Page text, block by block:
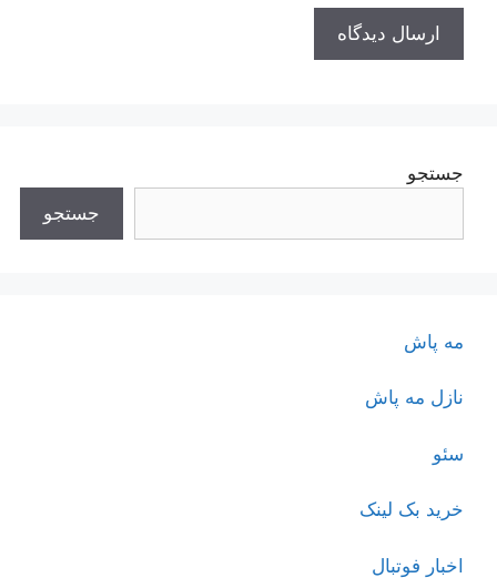
جستجو
جستجو
مه پاش
نازل مه پاش
سئو
خرید بک لینک
اخبار فوتبال